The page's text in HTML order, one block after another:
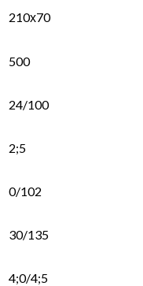
210х70
500
24/100
2;5
0/102
30/135
4;0/4;5